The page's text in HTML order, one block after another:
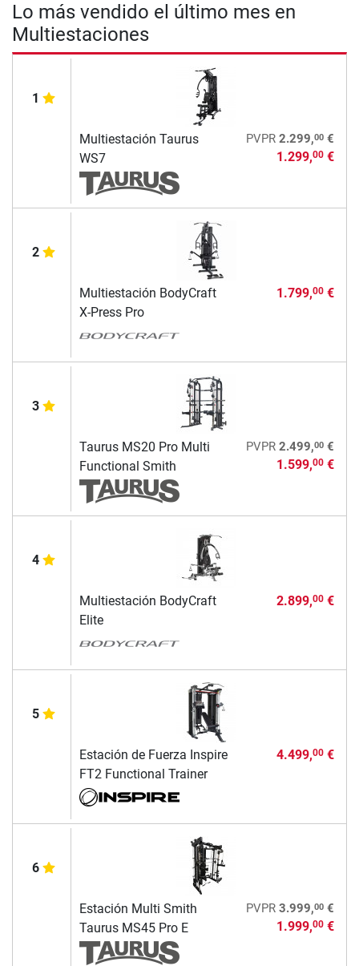
Lo más vendido el último mes en
Multiestaciones
1
Multiestación Taurus
WS7
PVPR 2.299,00€
1.299,00€
2
Multiestación BodyCraft
X-Press Pro
1.799,00€
3
Taurus MS20 Pro Multi
Functional Smith
PVPR 2.499,00€
1.599,00€
4
Multiestación BodyCraft
Elite
2.899,00€
5
Estación de Fuerza Inspire
FT2 Functional Trainer
4.499,00€
6
Estación Multi Smith
Taurus MS45 Pro E
PVPR 3.999,00€
1.999,00€